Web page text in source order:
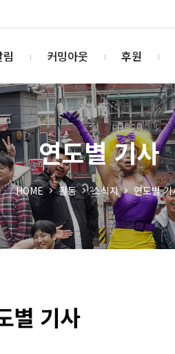
림 커밍아웃 후원
연도별 기사
HOME 활동 소식지 연도별 기
별 기사